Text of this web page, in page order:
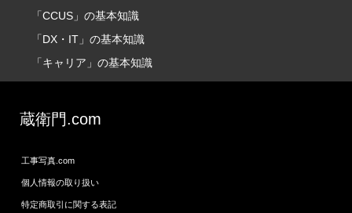
「CCUS」の基本知識
「DX・IT」の基本知識
「キャリア」の基本知識
蔵衛門.com
工事写真.com
個人情報の取り扱い
特定商取引に関する表記